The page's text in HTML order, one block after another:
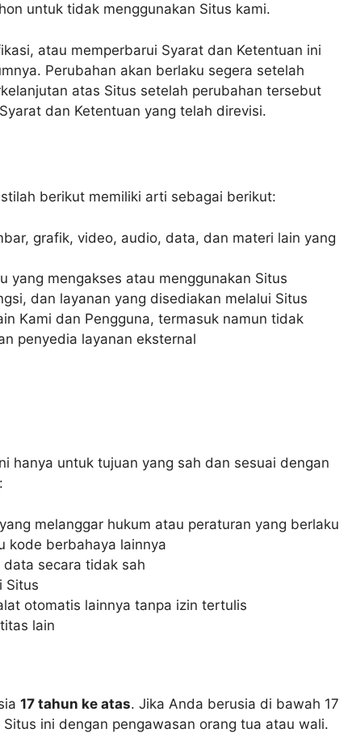
untuk tidak menggunakan Situs kami.
atau memperbarui Syarat dan Ketentuan ini
Perubahan akan berlaku segera setelah
atas Situs setelah perubahan tersebut
dan Ketentuan yang telah direvisi.
berikut memiliki arti sebagai berikut:
grafik, video, audio, data, dan materi lain yang
yang mengakses atau menggunakan Situs
dan layanan yang disediakan melalui Situs
Kami dan Pengguna, termasuk namun tidak
penyedia layanan eksternal
hanya untuk tujuan yang sah dan sesuai dengan
melanggar hukum atau peraturan yang berlaku
kode berbahaya lainnya
secara tidak sah
Situs
otomatis lainnya tanpa izin tertulis
lain
17 tahun ke atas. Jika Anda berusia di bawah 17
ini dengan pengawasan orang tua atau wali.